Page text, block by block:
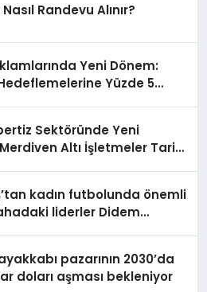
Randevu Alınır?
Yeni Dönem:
Yüzde 5
Sektöründe Yeni
Altı İşletmeler Tarih
kadın futbolunda önemli
liderler Didem
pazarının 2030’da
doları aşması bekleniyor